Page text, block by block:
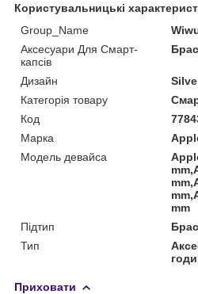
Користувальницькі
Group_Name
Аксесуари Для Смарт-
капсів
Дизайн
Категорія товару
Код
Марка
Модель девайса
mm
Підтип
Тип
Приховати